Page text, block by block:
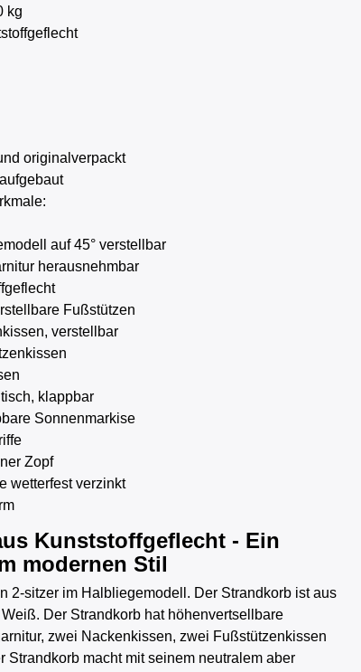
kg
originalverpackt
auf 45° verstellbar
herausnehmbar
Fußstützen
verstellbar
klappbar
Sonnenmarkise
Zopf
wetterfest verzinkt
Kunststoffgeflecht - Ein
modernen Stil
2-sitzer im Halbliegemodell. Der Strandkorb ist aus
Der Strandkorb hat höhenvertsellbare
zwei Nackenkissen, zwei Fußstützenkissen
Strandkorb macht mit seinem neutralem aber